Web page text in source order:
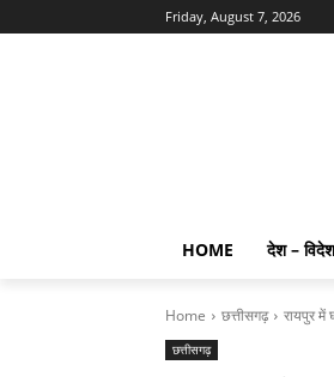
Friday, August 7, 2026
HOME देश – विदेश
Home छत्तीसगढ़ रायपुर में
छत्तीसगढ़